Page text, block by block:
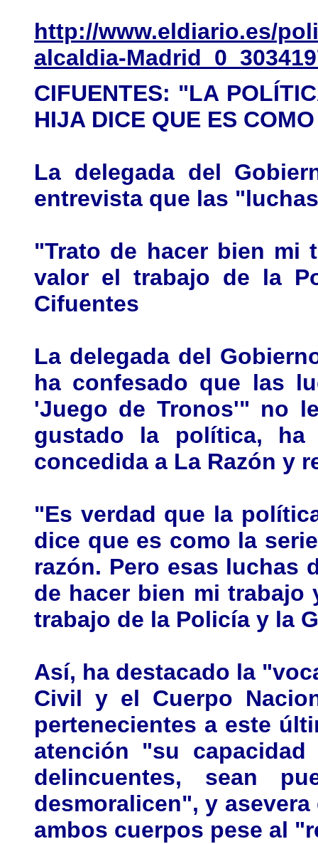
http://www.eldiario.es/
alcaldia-
CIFUENTES: "LA
HIJA DICE QUE ES
La delegada del
entrevista que las
"Trato de hacer bien mi
valor el trabajo de la
Cifuentes
La delegada del
ha confesado que las
'Juego de Tronos'" no
gustado la política, ha
concedida a La Razón y
"Es verdad que la
dice que es como la
razón. Pero esas luchas
de hacer bien mi trabajo
trabajo de la Policía y la
Así, ha destacado la
Civil y el Cuerpo
pertenecientes a este
atención "su
delincuentes, sean
desmoralicen", y
ambos cuerpos pese al